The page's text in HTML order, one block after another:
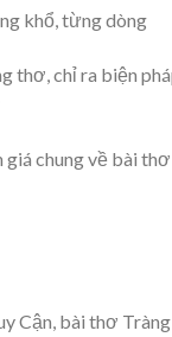
khổ, từng dòng
thơ, chỉ ra biện
giá chung về bài thơ
Cận, bài thơ